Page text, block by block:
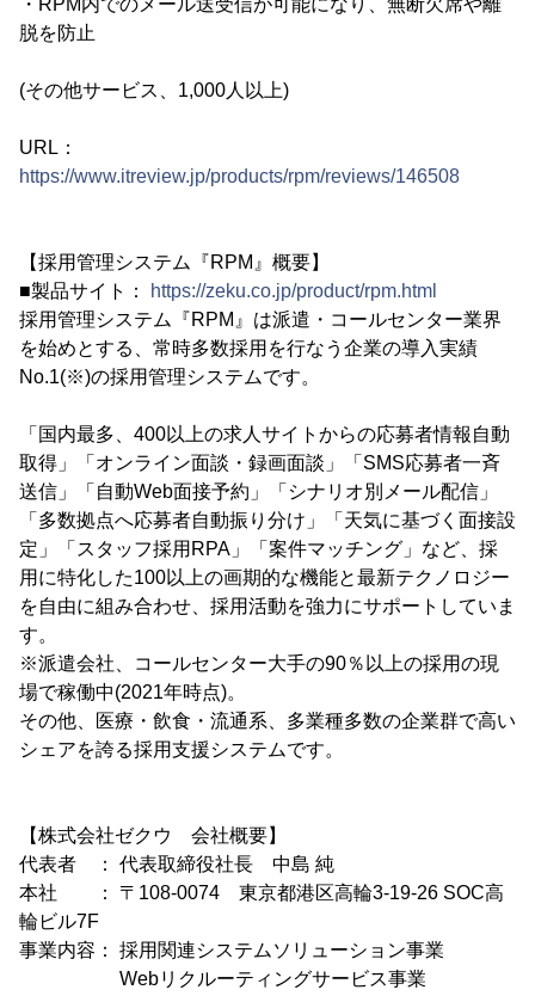
・RPM内でのメール送受信が可能になり、無断欠席や離
脱を防止
(その他サービス、1,000人以上)
URL：
https://www.itreview.jp/products/rpm/reviews/146508
【採用管理システム『RPM』概要】
■製品サイト：
https://zeku.co.jp/product/rpm.html
採用管理システム『RPM』は派遣・コールセンター業界
を始めとする、常時多数採用を行なう企業の導入実績
No.1(※)の採用管理システムです。
「国内最多、400以上の求人サイトからの応募者情報自動
取得」「オンライン面談・録画面談」「SMS応募者一斉
送信」「自動Web面接予約」「シナリオ別メール配信」
「多数拠点へ応募者自動振り分け」「天気に基づく面接設
定」「スタッフ採用RPA」「案件マッチング」など、採
用に特化した100以上の画期的な機能と最新テクノロジー
を自由に組み合わせ、採用活動を強力にサポートしていま
す。
※派遣会社、コールセンター大手の90％以上の採用の現
場で稼働中(2021年時点)。
その他、医療・飲食・流通系、多業種多数の企業群で高い
シェアを誇る採用支援システムです。
【株式会社ゼクウ 会社概要】
代表者 ： 代表取締役社長 中島 純
本社 ： 〒108-0074 東京都港区高輪3-19-26 SOC高
輪ビル7F
事業内容： 採用関連システムソリューション事業
Webリクルーティングサービス事業